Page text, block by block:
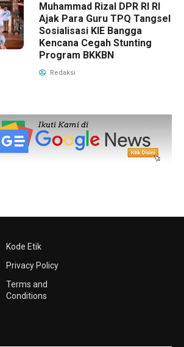
Muhammad Rizal DPR RI RI
Ajak Para Guru TPQ Tangsel
Sosialisasi KIE Bangga
Kencana Cegah Stunting
Program BKKBN
Redaksi
Kode Etik
Privacy Policy
Terms and
Conditions